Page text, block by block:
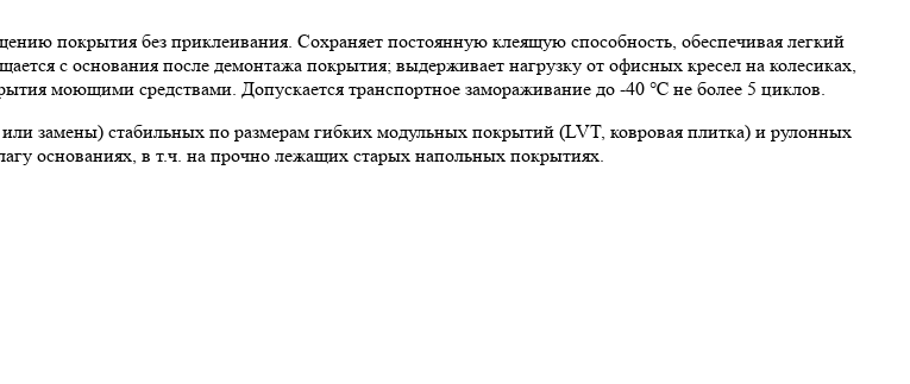
покрытия без приклеивания. Сохраняет постоянную клеящую способность, обеспечивая легкий
с основания после демонтажа покрытия; выдерживает нагрузку от офисных кресел на колесиках,
моющими средствами. Допускается транспортное замораживание до -40 ℃ не более 5 циклов.
замены) стабильных по размерам гибких модульных покрытий (LVT, ковровая плитка) и рулонных
в т.ч. на прочно лежащих старых напольных покрытиях.